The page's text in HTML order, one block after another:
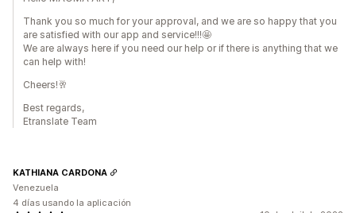
Thank you so much for your approval, and we are so happy that you
are satisfied with our app and service!!!🤩
We are always here if you need our help or if there is anything that we
can help with!
Cheers!🥂
Best regards,
Etranslate Team
KATHIANA CARDONA
Venezuela
4 días usando la aplicación